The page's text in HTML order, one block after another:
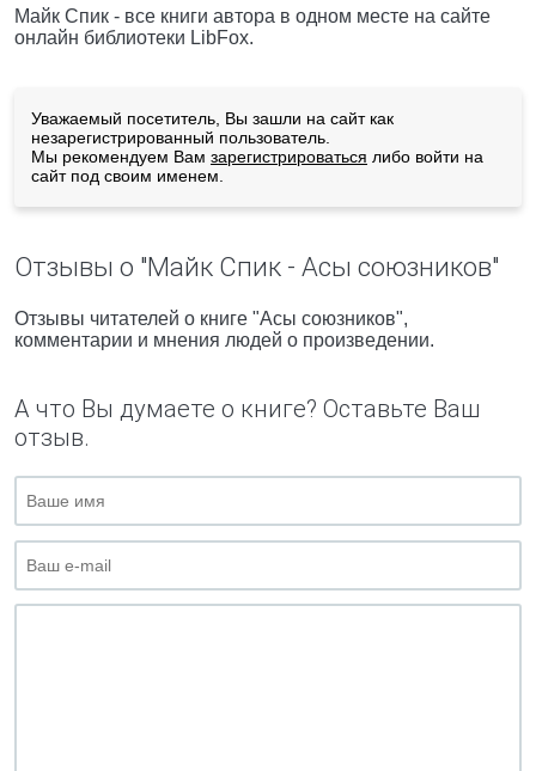
Майк Спик - все книги автора в одном месте на сайте
онлайн библиотеки LibFox.
Уважаемый посетитель, Вы зашли на сайт как
незарегистрированный пользователь.
Мы рекомендуем Вам зарегистрироваться либо войти на
сайт под своим именем.
Отзывы о "Майк Спик - Асы союзников"
Отзывы читателей о книге "Асы союзников",
комментарии и мнения людей о произведении.
А что Вы думаете о книге? Оставьте Ваш
отзыв.